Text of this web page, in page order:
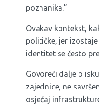
poznanika.”
Ovakav kontekst,
političke, jer
identitet se često
Govoreći dalje o
zajednice, ne
osjećaj